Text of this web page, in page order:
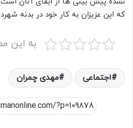
که این عزیزان به کار خود در بدنه
به این
اجتماعی مهدی چمران